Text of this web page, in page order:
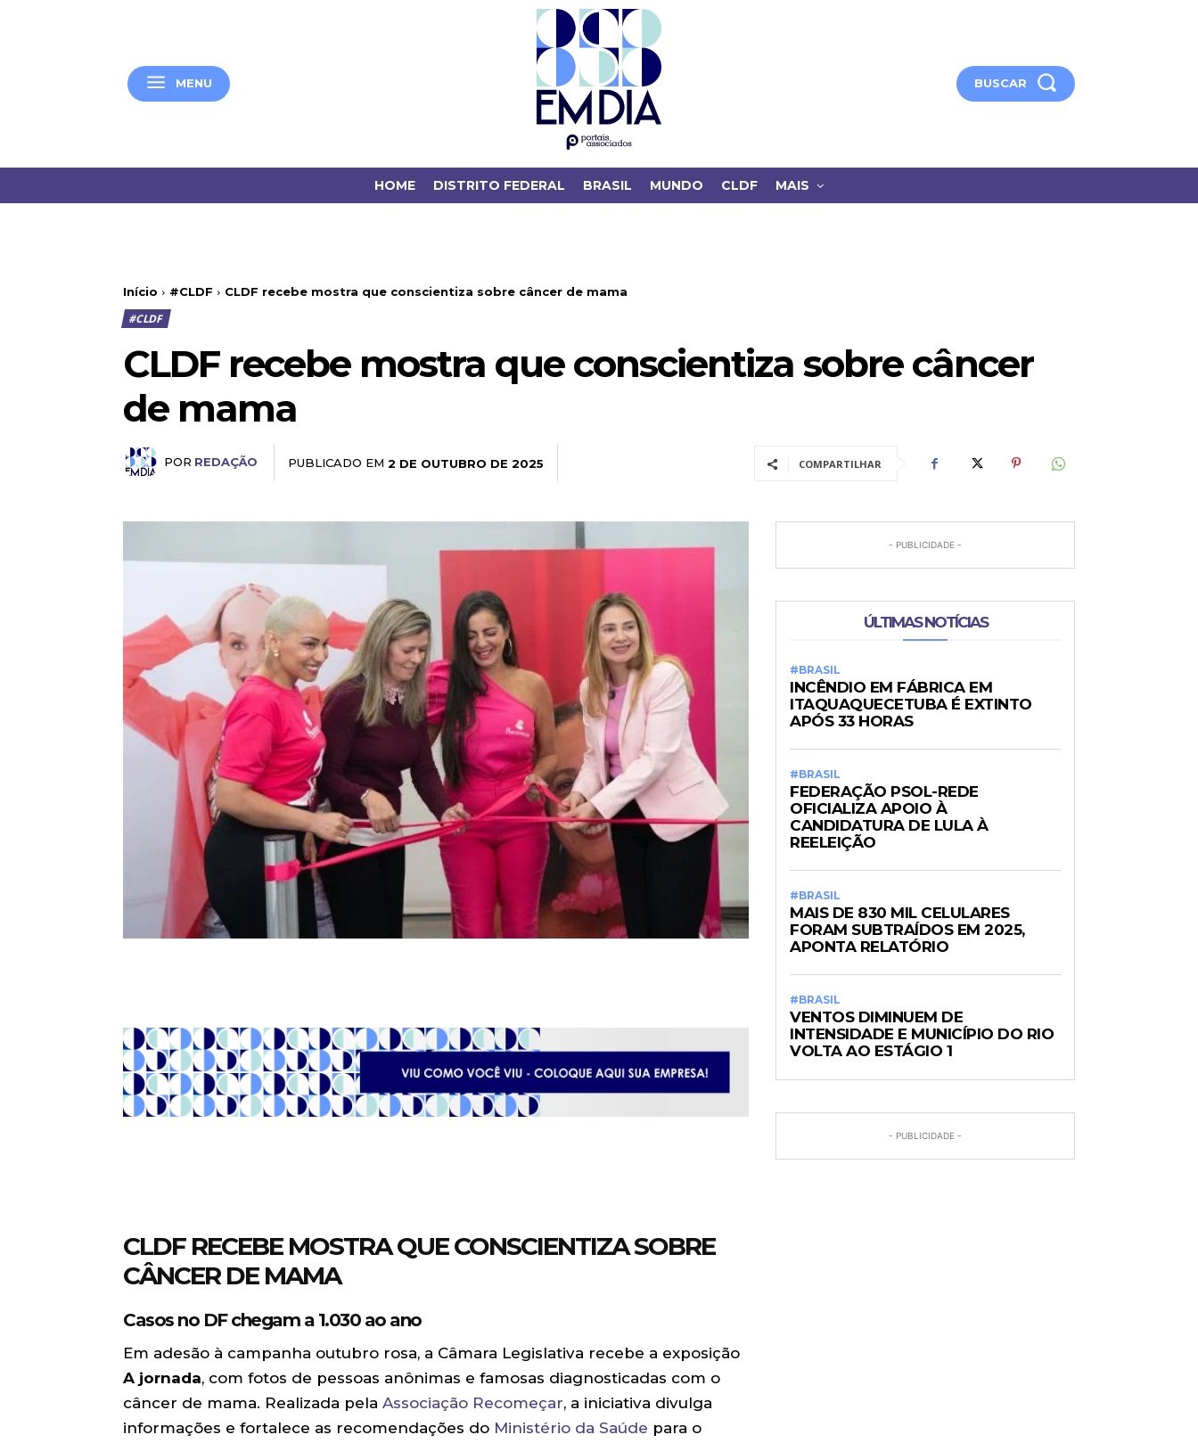
MENU BUSCAR
HOME DISTRITO FEDERAL BRASIL MUNDO CLDF MAIS
Início #CLDF CLDF recebe mostra que conscientiza sobre câncer de mama
#CLDF
CLDF recebe mostra que conscientiza sobre câncer
de mama
POR REDAÇÃO PUBLICADO EM 2 DE OUTUBRO DE 2025 COMPARTILHAR
CLDF RECEBE MOSTRA QUE CONSCIENTIZA SOBRE
CÂNCER DE MAMA
Casos no DF chegam a 1.030 ao ano
Em adesão à campanha outubro rosa, a Câmara Legislativa recebe a exposição
A jornada, com fotos de pessoas anônimas e famosas diagnosticadas com o
câncer de mama. Realizada pela Associação Recomeçar, a iniciativa divulga
informações e fortalece as recomendações do Ministério da Saúde para o
- PUBLICIDADE -
ÚLTIMAS NOTÍCIAS
#BRASIL
INCÊNDIO EM FÁBRICA EM
ITAQUAQUECETUBA É EXTINTO
APÓS 33 HORAS
#BRASIL
FEDERAÇÃO PSOL-REDE
OFICIALIZA APOIO À
CANDIDATURA DE LULA À
REELEIÇÃO
#BRASIL
MAIS DE 830 MIL CELULARES
FORAM SUBTRAÍDOS EM 2025,
APONTA RELATÓRIO
#BRASIL
VENTOS DIMINUEM DE
INTENSIDADE E MUNICÍPIO DO RIO
VOLTA AO ESTÁGIO 1
- PUBLICIDADE -